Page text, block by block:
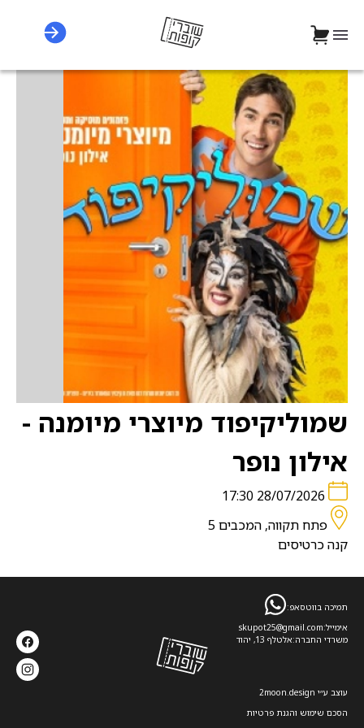
שמוליקיפוד מיוצרי מיומנה -
אילון נופר
28/07/2026 17:30
פתח תקווה, המכבים 5
קנה כרטיסים
תמיכה בווטסאפ:
skupot25@gmail.comאימייל:
אלטלף 13, יהודמשרדי החברה:
עוצב ע׳׳י 2moon.design
הסכם שימוש והגנת פרטיות